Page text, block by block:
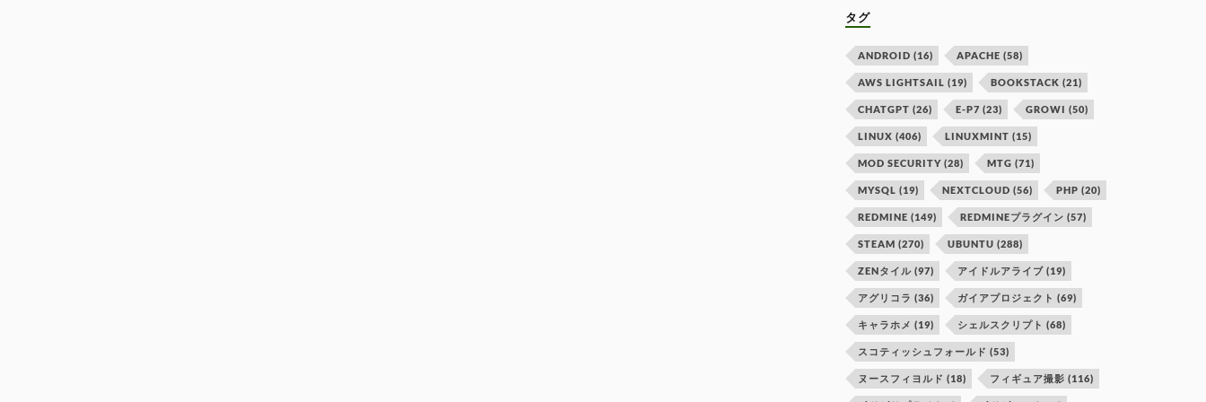
タグ
ANDROID (16) APACHE (58)
AWS LIGHTSAIL (19) BOOKSTACK (21)
CHATGPT (26) E-P7 (23) GROWI (50)
LINUX (406) LINUXMINT (15)
MOD SECURITY (28) MTG (71)
MYSQL (19) NEXTCLOUD (56) PHP (20)
REDMINE (149) REDMINEプラグイン (57)
STEAM (270) UBUNTU (288)
ZENタイル (97) アイドルアライブ (19)
アグリコラ (36) ガイアプロジェクト (69)
キャラホメ (19) シェルスクリプト (68)
スコティッシュフォールド (53)
ヌースフィヨルド (18) フィギュア撮影 (116)